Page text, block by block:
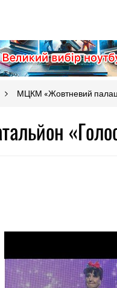
МЦКМ «Жовтневий